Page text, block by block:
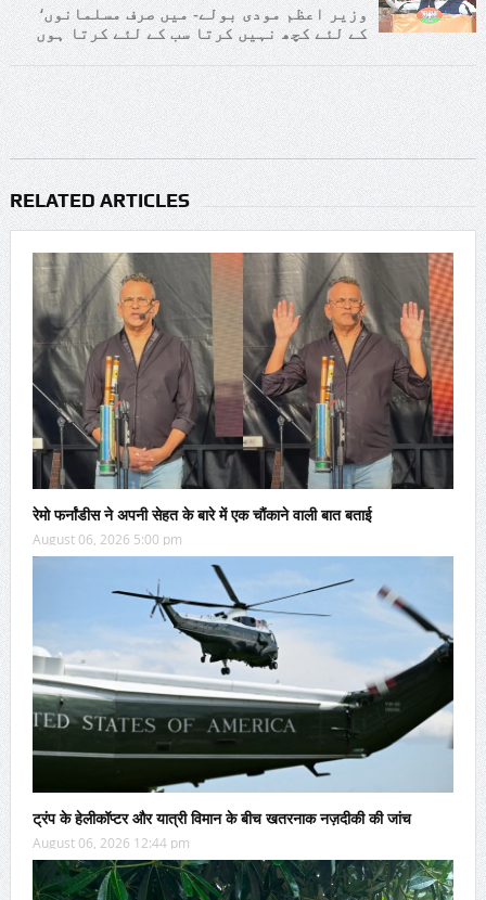
‘وزیر اعظم مودی بولے- میں صرف مسلمانوں
کے لئے کچھ نہیں کرتا سب کے لئے کرتا ہوں
RELATED ARTICLES
रेमो फर्नांडीस ने अपनी सेहत के बारे में एक चौंकाने वाली बात बताई
August 06, 2026 5:00 pm
ट्रंप के हेलीकॉप्टर और यात्री विमान के बीच खतरनाक नज़दीकी की जांच
August 06, 2026 12:44 pm